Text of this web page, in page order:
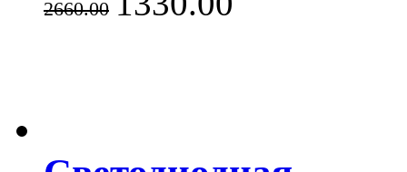
2660.00